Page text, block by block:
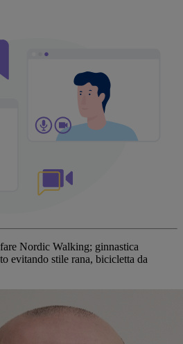
Nordic Walking; ginnastica
evitando stile rana, bicicletta da